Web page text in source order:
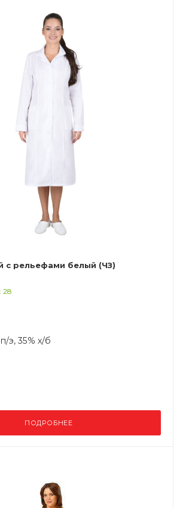
с рельефами белый (ЧЗ)
28
э, 35% х/б
ПОДРОБНЕЕ